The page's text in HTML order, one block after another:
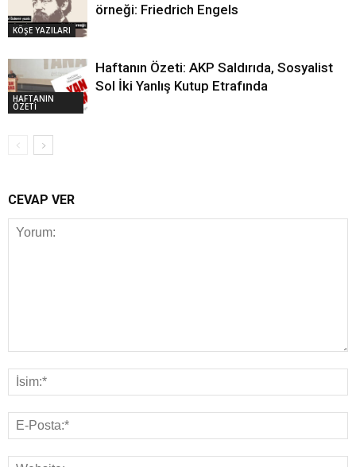
KÖŞE YAZILARI
örneği: Friedrich Engels
HAFTANIN
ÖZETİ
Haftanın Özeti: AKP Saldırıda, Sosyalist
Sol İki Yanlış Kutup Etrafında
CEVAP VER